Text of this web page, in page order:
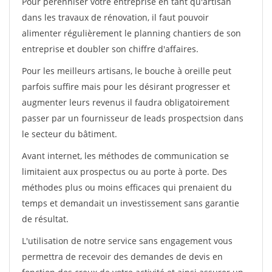
dans les travaux de rénovation, il faut pouvoir
alimenter régulièrement le planning chantiers de son
entreprise et doubler son chiffre d'affaires.
Pour les meilleurs artisans, le bouche à oreille peut
parfois suffire mais pour les désirant progresser et
augmenter leurs revenus il faudra obligatoirement
passer par un fournisseur de leads prospectsion dans
le secteur du bâtiment.
Avant internet, les méthodes de communication se
limitaient aux prospectus ou au porte à porte. Des
méthodes plus ou moins efficaces qui prenaient du
temps et demandait un investissement sans garantie
de résultat.
L'utilisation de notre service sans engagement vous
permettra de recevoir des demandes de devis en